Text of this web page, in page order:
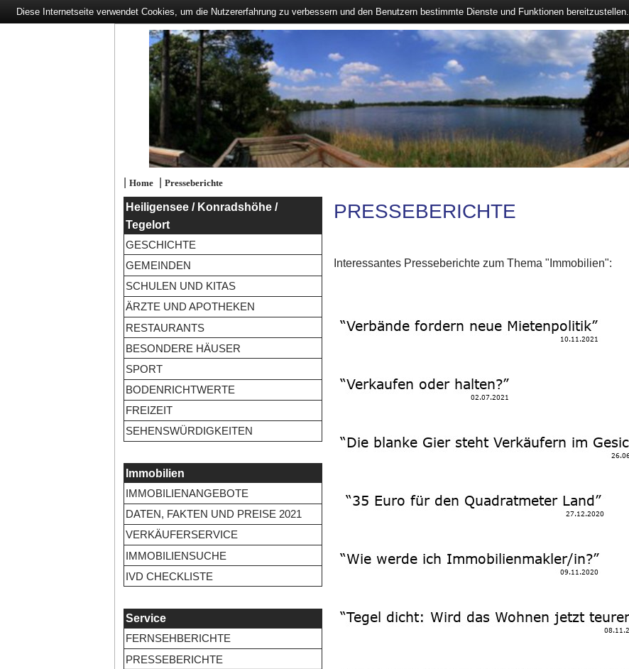
| Home| Presseberichte
Heiligensee / Konradshöhe /
Tegelort
GESCHICHTE
GEMEINDEN
SCHULEN UND KITAS
ÄRZTE UND APOTHEKEN
RESTAURANTS
BESONDERE HÄUSER
SPORT
BODENRICHTWERTE
FREIZEIT
SEHENSWÜRDIGKEITEN
Immobilien
IMMOBILIENANGEBOTE
DATEN, FAKTEN UND PREISE 2021
VERKÄUFERSERVICE
IMMOBILIENSUCHE
IVD CHECKLISTE
Service
FERNSEHBERICHTE
PRESSEBERICHTE
PRESSEBERICHTE
Interessantes Presseberichte zum Thema "Immobilien":
Diese Internetseite verwendet Cookies, um die Nutzererfahrung zu verbessern und den Benutzern bestimmte Dienste und Funktionen bereitzustellen.